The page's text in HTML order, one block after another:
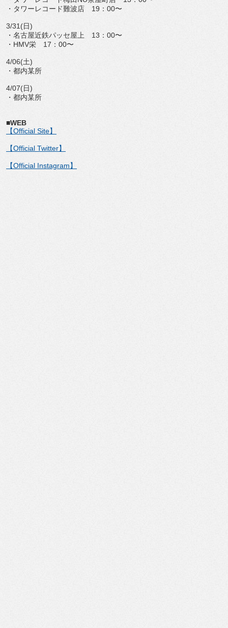
・タワーレコード難波店 19：00〜
3/31(日)
・名古屋近鉄パッセ屋上 13：00〜
・HMV栄 17：00〜
4/06(土)
・都内某所
4/07(日)
・都内某所
■WEB
【Official Site】
【Official Twitter】
【Official Instagram】